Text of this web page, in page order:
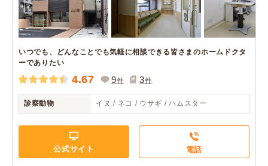
いつでも、どんなことでも気軽に相談できる皆さまのホームドクタ
ーでありたい
4.67 9件 3件
診察動物 イヌ / ネコ / ウサギ / ハムスター
公式サイト 電話